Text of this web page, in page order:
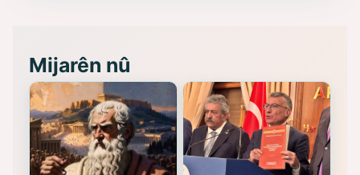
Mijarên nû